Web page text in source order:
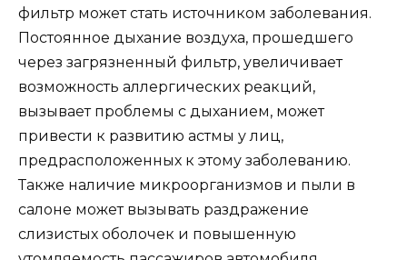
фильтр может стать источником заболевания.
Постоянное дыхание воздуха, прошедшего
через загрязненный фильтр, увеличивает
возможность аллергических реакций,
вызывает проблемы с дыханием, может
привести к развитию астмы у лиц,
предрасположенных к этому заболеванию.
Также наличие микроорганизмов и пыли в
салоне может вызывать раздражение
слизистых оболочек и повышенную